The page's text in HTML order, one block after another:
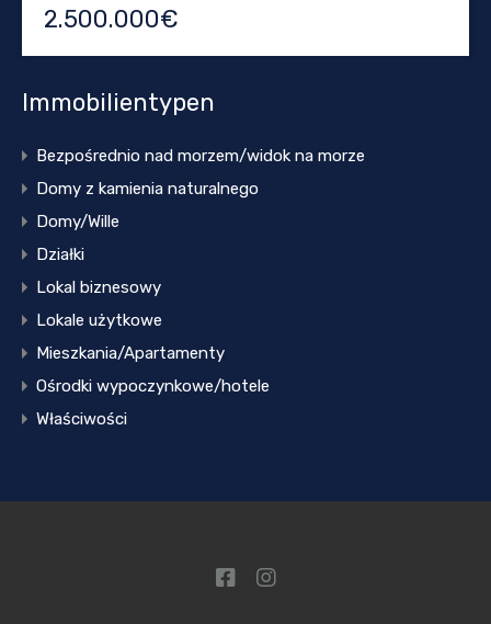
2.500.000€
Immobilientypen
Bezpośrednio nad morzem/widok na morze
Domy z kamienia naturalnego
Domy/Wille
Działki
Lokal biznesowy
Lokale użytkowe
Mieszkania/Apartamenty
Ośrodki wypoczynkowe/hotele
Właściwości